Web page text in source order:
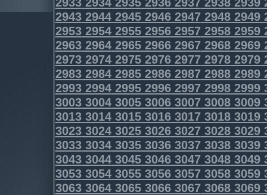
2943294429452946294729482949
2953295429552956295729582959
2963296429652966296729682969
2973297429752976297729782979
2983298429852986298729882989
2993299429952996299729982999
3003300430053006300730083009
3013301430153016301730183019
3023302430253026302730283029
3033303430353036303730383039
3043304430453046304730483049
3053305430553056305730583059
3063306430653066306730683069